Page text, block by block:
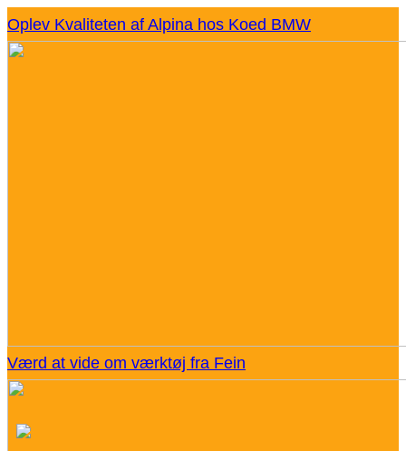
Oplev Kvaliteten af Alpina hos Koed BMW
Værd at vide om værktøj fra Fein